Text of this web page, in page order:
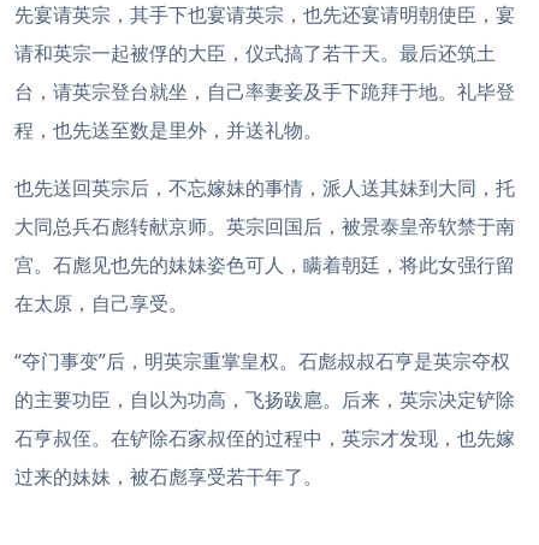
先宴请英宗，其手下也宴请英宗，也先还宴请明朝使臣，宴
请和英宗一起被俘的大臣，仪式搞了若干天。最后还筑土
台，请英宗登台就坐，自己率妻妾及手下跪拜于地。礼毕登
程，也先送至数是里外，并送礼物。
也先送回英宗后，不忘嫁妹的事情，派人送其妹到大同，托
大同总兵石彪转献京师。英宗回国后，被景泰皇帝软禁于南
宫。石彪见也先的妹妹姿色可人，瞒着朝廷，将此女强行留
在太原，自己享受。
“夺门事变”后，明英宗重掌皇权。石彪叔叔石亨是英宗夺权
的主要功臣，自以为功高，飞扬跋扈。后来，英宗决定铲除
石亨叔侄。在铲除石家叔侄的过程中，英宗才发现，也先嫁
过来的妹妹，被石彪享受若干年了。